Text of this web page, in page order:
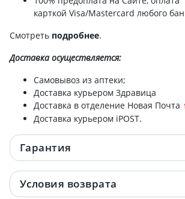
карткой Visa/Mastercard любого
Смотреть подробнее.
Доставкаосуществляется:
Самовывоз из аптеки;
Доставка курьером Здравица
Доставка в отделение Новая Почта
Доставка курьером iPOST.
Гарантия
Условия возврата